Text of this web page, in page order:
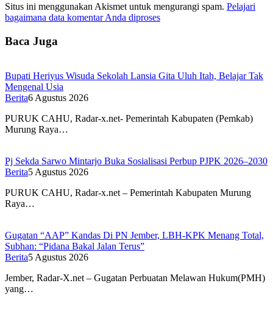
Situs ini menggunakan Akismet untuk mengurangi spam. Pelajari
bagaimana data komentar Anda diproses
Baca Juga
Bupati Heriyus Wisuda Sekolah Lansia Gita Uluh Itah, Belajar Tak
Mengenal Usia
Berita6 Agustus 2026
PURUK CAHU, Radar-x.net- Pemerintah Kabupaten (Pemkab)
Murung Raya…
Pj Sekda Sarwo Mintarjo Buka Sosialisasi Perbup PJPK 2026–2030
Berita5 Agustus 2026
PURUK CAHU, Radar-x.net – Pemerintah Kabupaten Murung
Raya…
Gugatan “AAP” Kandas Di PN Jember, LBH-KPK Menang Total,
Subhan: “Pidana Bakal Jalan Terus”
Berita5 Agustus 2026
Jember, Radar-X.net – Gugatan Perbuatan Melawan Hukum(PMH)
yang…